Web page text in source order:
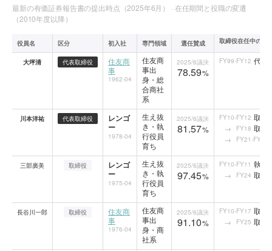
最新の有価証券報告書の提出時点（2025年6月） · 在任期間と役職の変遷
（2010年度以降）
役員名 区分 初入社 専門領域 選任賛成 取締役在任中の役
大坪清 代表取締役
住友商
事
1962-04
住友商
事出
身・総
合商社
系
2025/6議決
78.59%
FY99-FY12 代表
川本洋祐 代表取締役
レンゴ
ー
1978-04
生え抜
き・執
行役員
育ち
2025/6議決
81.57%
FY10-FY12 取締
FY18 取締
FY21-FY23
三部廣美 取締役
レンゴ
ー
1975-04
生え抜
き・執
行役員
育ち
2025/6議決
97.45%
FY10-FY11 執行
FY24 取締
長谷川一郎 取締役
住友商
事
1976-04
住友商
事出
身・商
社系
2025/6議決
91.10%
FY10-FY17 取締
FY25 取締